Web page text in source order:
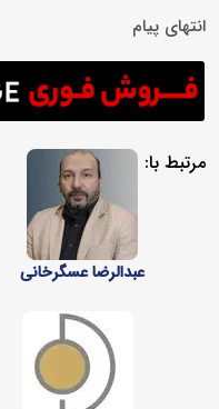
انتهای پیام
مرتبط با:
عبدالرضا عسگرخانی